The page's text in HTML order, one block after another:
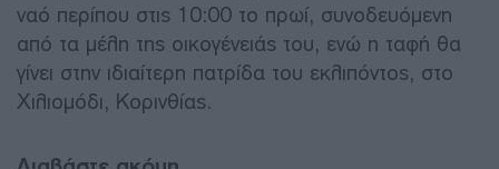
ναό περίπου στις 10:00 το πρωί, συνοδευόμενη
από τα μέλη της οικογένειάς του, ενώ η ταφή θα
γίνει στην ιδιαίτερη πατρίδα του εκλιπόντος, στο
Χιλιομόδι, Κορινθίας.